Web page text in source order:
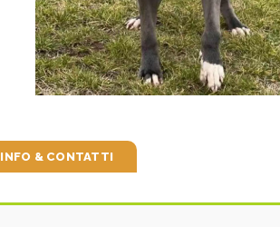
INFO & CONTATTI